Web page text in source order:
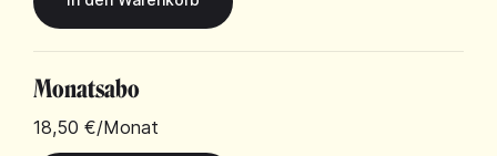
Monatsabo
18,50 €/Monat